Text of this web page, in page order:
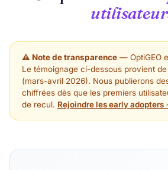
⚠ Note de transparence — OptiGEO
Le témoignage ci-dessous provient
(mars-avril 2026). Nous publierons
chiffrées dès que les premiers
de recul. Rejoindre les early adopters